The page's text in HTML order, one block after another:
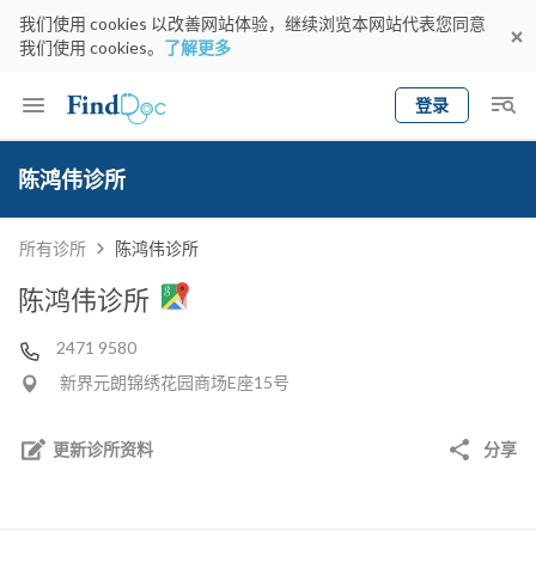
我们使用 cookies 以改善网站体验，继续浏览本网站代表您同意
我们使用 cookies。 了解更多
登录
Keyword
陈鸿伟诊所
所有诊所 陈鸿伟诊所
陈鸿伟诊所
2471 9580
新界元朗锦绣花园商场E座15号
更新诊所资料 分享